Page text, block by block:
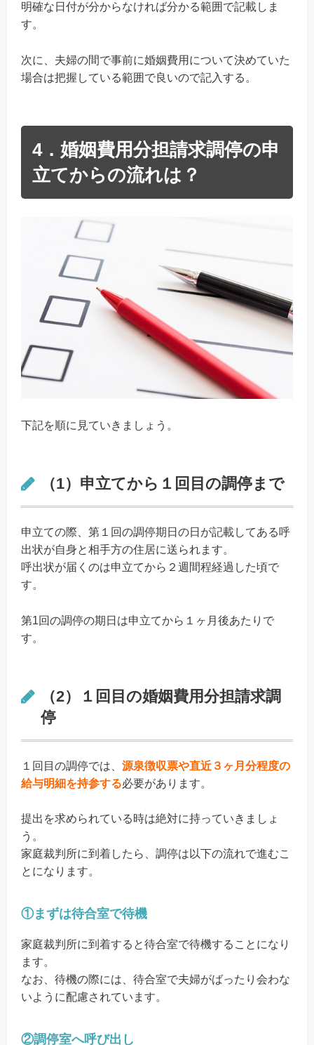
明確な日付が分からなければ分かる範囲で記載しま
す。
次に、夫婦の間で事前に婚姻費用について決めていた
場合は把握している範囲で良いので記入する。
4．婚姻費用分担請求調停の申
立てからの流れは？
下記を順に見ていきましょう。
（1）申立てから１回目の調停まで
申立ての際、第１回の調停期日の日が記載してある呼
出状が自身と相手方の住居に送られます。
呼出状が届くのは申立てから２週間程経過した頃で
す。
第1回の調停の期日は申立てから１ヶ月後あたりで
す。
（2）１回目の婚姻費用分担請求調
停
１回目の調停では、 源泉徴収票や直近３ヶ月分程度の
給与明細を持参する必要があります。
提出を求められている時は絶対に持っていきましょ
う。
家庭裁判所に到着したら、調停は以下の流れで進むこ
とになります。
①まずは待合室で待機
家庭裁判所に到着すると待合室で待機することになり
ます。
なお、待機の際には、待合室で夫婦がばったり会わな
いように配慮されています。
②調停室へ呼び出し